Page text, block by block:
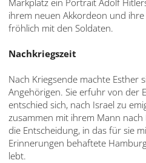
Markplatz ein Portrait Adolf
ihrem neuen Akkordeon und
fröhlich mit den Soldaten.
Nachkriegszeit
Nach Kriegsende machte Esther
Angehörigen. Sie erfuhr von der
entschied sich, nach Israel zu
zusammen mit ihrem Mann
die Entscheidung, in das für sie
Erinnerungen behaftete
lebt.